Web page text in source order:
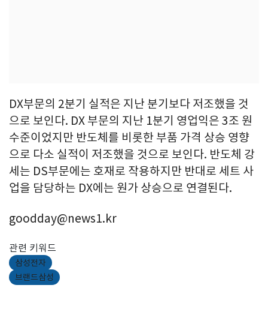
DX부문의 2분기 실적은 지난 분기보다 저조했을 것
으로 보인다. DX 부문의 지난 1분기 영업익은 3조 원
수준이었지만 반도체를 비롯한 부품 가격 상승 영향
으로 다소 실적이 저조했을 것으로 보인다. 반도체 강
세는 DS부문에는 호재로 작용하지만 반대로 세트 사
업을 담당하는 DX에는 원가 상승으로 연결된다.
goodday@news1.kr
관련 키워드
삼성전자
브랜드삼성